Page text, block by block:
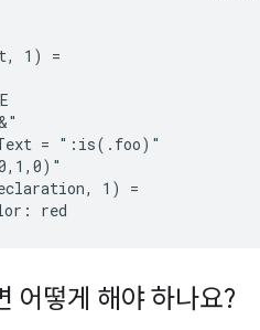
1) =
= ":is(.foo)"
1) =
어떻게 해야 하나요?